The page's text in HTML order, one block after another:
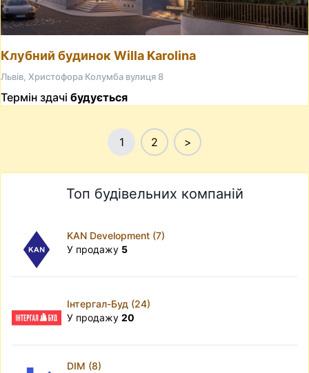
Клубний будинок Willa Karolina
Львів, Христофора Колумба вулиця 8
Термін здачі будується
1 2 >
Топ будівельних компаній
KAN Development (7)
У продажу 5
Інтергал-Буд (24)
У продажу 20
DIM (8)